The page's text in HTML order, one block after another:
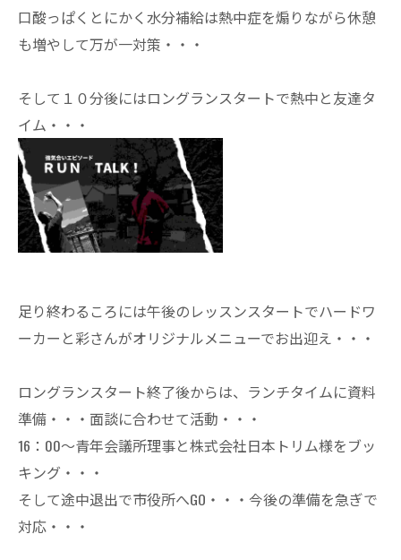
口酸っぱくとにかく水分補給は熱中症を煽りながら休憩
も増やして万が一対策・・・
そして１０分後にはロングランスタートで熱中と友達タ
イム・・・
足り終わるころには午後のレッスンスタートでハードワ
ーカーと彩さんがオリジナルメニューでお出迎え・・・
ロングランスタート終了後からは、ランチタイムに資料
準備・・・面談に合わせて活動・・・
16：00～青年会議所理事と株式会社日本トリム様をブッ
キング・・・
そして途中退出で市役所へGO・・・今後の準備を急ぎで
対応・・・